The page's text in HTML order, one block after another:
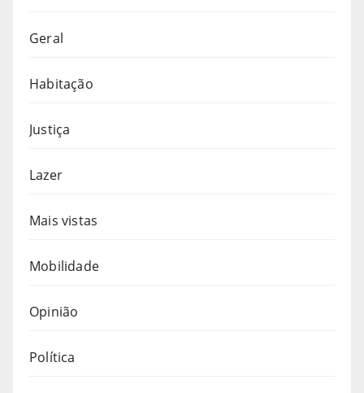
Geral
Habitação
Justiça
Lazer
Mais vistas
Mobilidade
Opinião
Política